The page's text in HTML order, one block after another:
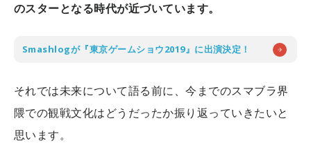
のスターとなる時代が近づいています。
Smashlogが『東京ゲームショウ2019』に出演決定！
それでは未来について語る前に、今までのスマブラ界
隈での観戦文化はどうだったか振り返っていきたいと
思います。